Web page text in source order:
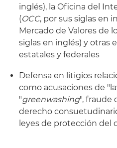
inglés), la Oficina del
(OCC, por sus siglas en
Mercado de Valores de
siglas en inglés) y otras
estatales y federales
Defensa en litigios
como acusaciones de
"greenwashing", fraude
derecho
leyes de protección del